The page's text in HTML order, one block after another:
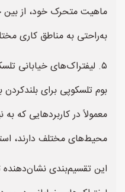
ماهیت متحرک خود، از
به‌راحتی به مناطق کاری
۵. لیفتراک‌های خیابانی
بوم تلسکوپی برای بلندکردن
معمولاً در کاربردهایی که
محیط‌های مختلف دارند،
این تقسیم‌بندی